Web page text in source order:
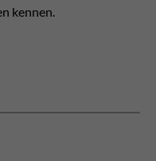
kennen.